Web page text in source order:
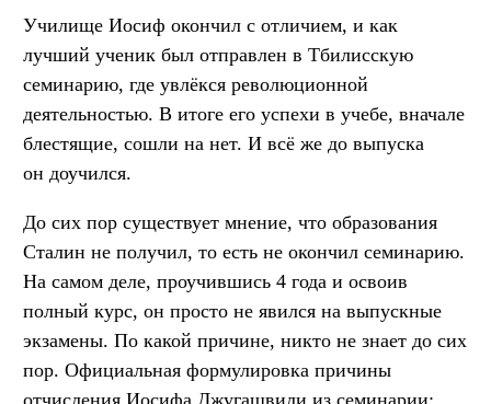
Училище Иосиф окончил с отличием, и как
лучший ученик был отправлен в Тбилисскую
семинарию, где увлёкся революционной
деятельностью. В итоге его успехи в учебе, вначале
блестящие, сошли на нет. И всё же до выпуска
он доучился.
До сих пор существует мнение, что образования
Сталин не получил, то есть не окончил семинарию.
На самом деле, проучившись 4 года и освоив
полный курс, он просто не явился на выпускные
экзамены. По какой причине, никто не знает до сих
пор. Официальная формулировка причины